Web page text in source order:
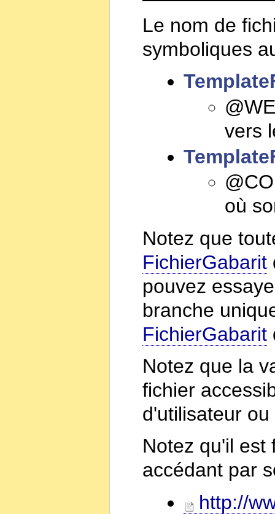
Le nom de
symboliques
vers
où
Notez que
FichierGabarit
pouvez
branche
FichierGabarit
Notez que la
fichier
d'utilisateur
Notez qu'il est
accédant par
http://